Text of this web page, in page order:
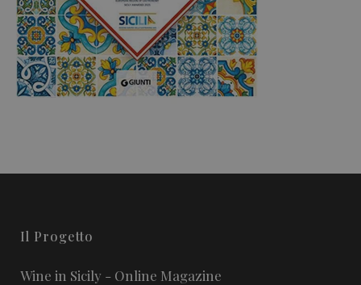
Il Progetto
Wine in Sicily - Online Magazine